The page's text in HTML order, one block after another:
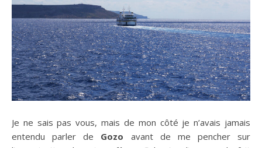
Je ne sais pas vous, mais de mon côté je n’avais jamais
entendu parler de Gozo avant de me pencher sur